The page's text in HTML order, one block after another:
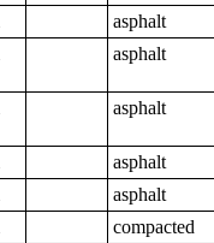
asphalt
asphalt
asphalt
asphalt
asphalt
compacted